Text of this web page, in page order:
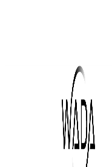
吊燈
特惠商品
小型吊燈